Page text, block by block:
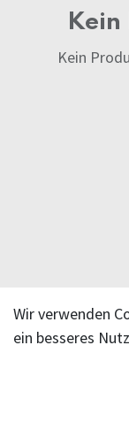
Kein
Wir verwenden
ein besseres